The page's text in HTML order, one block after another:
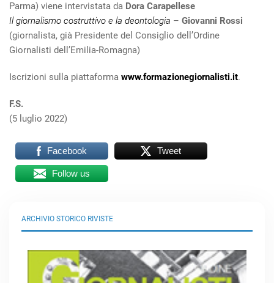
Parma) viene intervistata da Dora Carapellese
Il giornalismo costruttivo e la deontologia – Giovanni Rossi
(giornalista, già Presidente del Consiglio dell’Ordine
Giornalisti dell’Emilia-Romagna)
Iscrizioni sulla piattaforma www.formazionegiornalisti.it.
F.S.
(5 luglio 2022)
Facebook Tweet
Follow us
ARCHIVIO STORICO RIVISTE